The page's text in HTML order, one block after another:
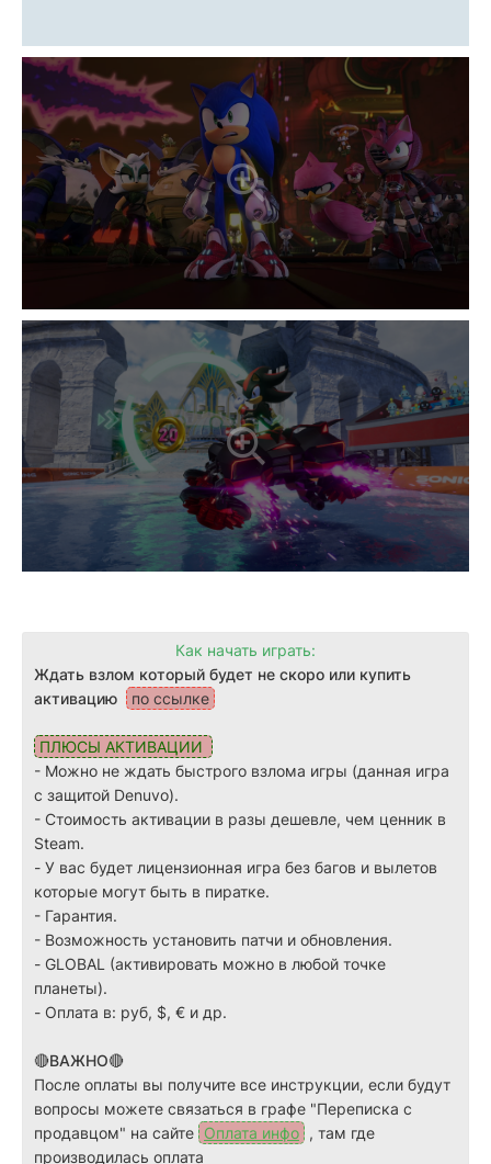
Как начать играть:
Ждать взлом который будет не скоро или купить
активацию
по ссылке
ПЛЮСЫ АКТИВАЦИИ
- Можно не ждать быстрого взлома игры (данная игра
с защитой Denuvo).
- Стоимость активации в разы дешевле, чем ценник в
Steam.
- У вас будет лицензионная игра без багов и вылетов
которые могут быть в пиратке.
- Гарантия.
- Возможность установить патчи и обновления.
- GLOBAL (активировать можно в любой точке
планеты).
- Оплата в: руб, $, € и др.
🔴ВАЖНО🔴
После оплаты вы получите все инструкции, если будут
вопросы можете связаться в графе "Переписка с
продавцом" на сайте Оплата инфо , там где
производилась оплата